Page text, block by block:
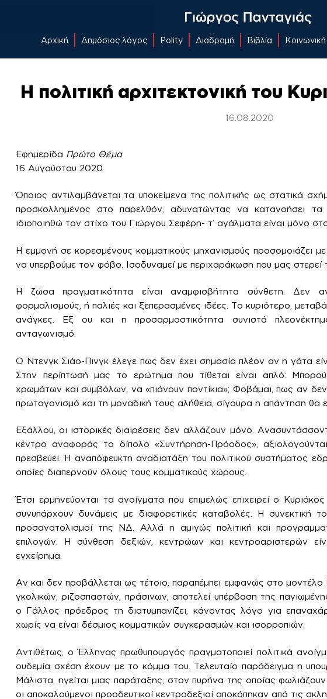
Αρχική Δημόσιος λόγος Polity Διαδρομή Βιβλία
Η πολιτική αρχιτεκτονική του
16.08.2020
Εφημερίδα Πρώτο Θέμα
16 Αυγούστου 2020
Όποιος αντιλαμβάνεται τα υποκείμενα της πολιτικής ως στατικά
προσκολλημένος στο παρελθόν, αδυνατώντας να κατανοήσει
ιδιοποιηθώ τον στίχο του Γιώργου Σεφέρη- τ’ αγάλματα είναι μόνο
Η εμμονή σε κορεσμένους κομματικούς μηχανισμούς προσομοιάζει
να υπερβούμε τον φόβο. Ισοδυναμεί με περιχαράκωση που μας
Η ζώσα πραγματικότητα είναι αναμφισβήτητα σύνθετη. Δεν
φορμαλισμούς, ή παλιές και ξεπερασμένες ιδέες. Το κυριότερο,
ανάγκες. Εξ ου και η προσαρμοστικότητα συνιστά
ανταγωνισμό.
Ο Ντενγκ Σιάο-Πινγκ έλεγε πως δεν έχει σημασία πλέον αν η γάτα
Στην περίπτωσή μας το ερώτημα που τίθεται είναι απλό:
χρωμάτων και συμβόλων, να «πιάνουν ποντίκια»; Φοβάμαι, πως αν
πρωτογονισμό και τη μοναδική τους αλήθεια, σίγουρα η απάντηση θα
Εξάλλου, οι ιστορικές διαιρέσεις δεν αλλάζουν μόνο.
κέντρο αναφοράς το δίπολο «Συντήρηση-Πρόοδος»,
πρεσβεύει. Η αναπόφευκτη αναδιατάξη του πολιτικού συστήματος
οποίες διαπερνούν όλους τους κομματικούς χώρους.
Έτσι ερμηνεύονται τα ανοίγματα που επιμελώς επιχειρεί ο
συνυπάρχουν δυνάμεις με διαφορετικές καταβολές. Η συνεκτική
προσανατολισμοί της ΝΔ. Αλλά η αμιγώς πολιτική και
επιλογών. Η σύνθεση δεξιών, κεντρώων και κεντροαριστερών
εγχείρημα.
Αν και δεν προβάλλεται ως τέτοιο, παραπέμπει εμφανώς στο
γκολικών, ριζοσπαστών, πράσινων, αποτελεί υπέρβαση της παγιωμένης
ο Γάλλος πρόεδρος τη διατυμπανίζει, κάνοντας λόγο για
χωρίς να είναι δέσμιος κομματικών συγκερασμών και ισορροπιών.
Αντιθέτως, ο Έλληνας πρωθυπουργός πραγματοποιεί πολιτικά
ουδεμία σχέση έχουν με το κόμμα του. Τελευταίο παράδειγμα η
Μάλιστα, ηγείται μιας παράταξης, στον πυρήνα της οποίας
οι αποκαλούμενοι προοδευτικοί κεντροδεξιοί αποκόπηκαν από τις